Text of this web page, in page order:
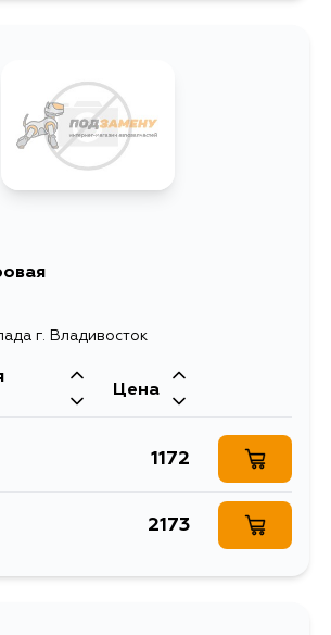
г. Владивосток
Цена
1172
2173